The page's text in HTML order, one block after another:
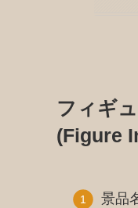
フィギ
(Figure
景品